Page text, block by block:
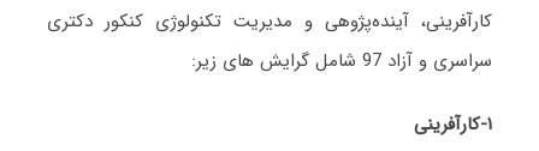
کارآفرینی، آینده‌پژوهی و مدیریت تکنولوژی کنکور دکتری
سراسری و آزاد 97 شامل گرایش های‌ زیر:
۱-کارآفرینی